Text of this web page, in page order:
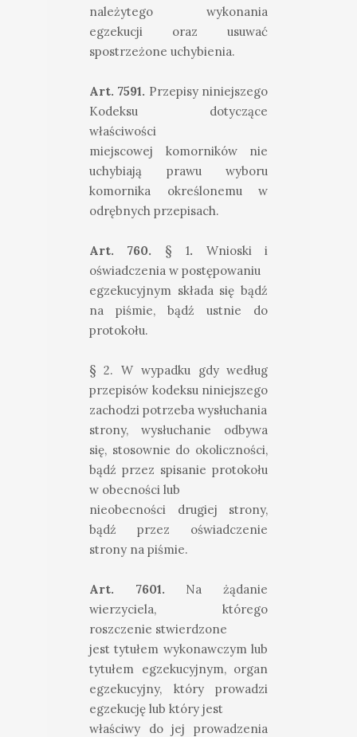
należytego wykonania
egzekucji oraz usuwać
spostrzeżone uchybienia.
Art. 7591. Przepisy niniejszego
Kodeksu dotyczące
właściwości
miejscowej komorników nie
uchybiają prawu wyboru
komornika określonemu w
odrębnych przepisach.
Art. 760. § 1. Wnioski i
oświadczenia w postępowaniu
egzekucyjnym składa się bądź
na piśmie, bądź ustnie do
protokołu.
§ 2. W wypadku gdy według
przepisów kodeksu niniejszego
zachodzi potrzeba wysłuchania
strony, wysłuchanie odbywa
się, stosownie do okoliczności,
bądź przez spisanie protokołu
w obecności lub
nieobecności drugiej strony,
bądź przez oświadczenie
strony na piśmie.
Art. 7601. Na żądanie
wierzyciela, którego
roszczenie stwierdzone
jest tytułem wykonawczym lub
tytułem egzekucyjnym, organ
egzekucyjny, który prowadzi
egzekucję lub który jest
właściwy do jej prowadzenia